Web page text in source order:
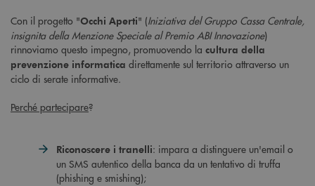
Con il progetto "Occhi Aperti" (Iniziativa del Gruppo Cassa Centrale,
insignita della Menzione Speciale al Premio ABI Innovazione)
rinnoviamo questo impegno, promuovendo la cultura della
prevenzione informatica direttamente sul territorio attraverso un
ciclo di serate informative.
Perché partecipare?
Riconoscere i tranelli: impara a distinguere un'email o
un SMS autentico della banca da un tentativo di truffa
(phishing e smishing);